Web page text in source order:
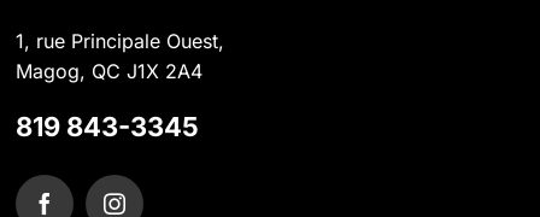
1, rue Principale Ouest,
Magog, QC J1X 2A4
819 843-3345